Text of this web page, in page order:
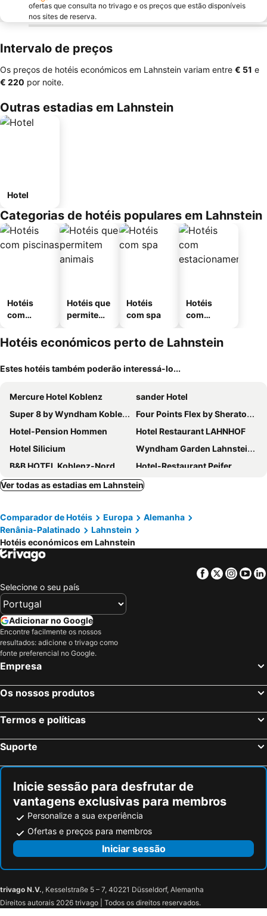
ofertas que consulta no trivago e os preços que estão disponíveis
nos sites de reserva.
Intervalo de preços
Os preços de hotéis económicos em Lahnstein variam entre ‎€ 51 e
‎€ 220 por noite.
Outras estadias em Lahnstein
Hotel
Categorias de hotéis populares em Lahnstein
Hotéis
com
Hotéis que
permitem
Hotéis
com spa
Hotéis
com
mento
Hotéis económicos perto de Lahnstein
Estes hotéis também poderão interessá-lo...
Mercure Hotel Koblenz
sander Hotel
Super 8 by Wyndham Koblenz
Four Points Flex by Sheraton Koblenz
Hotel-Pension Hommen
Hotel Restaurant LAHNHOF
Hotel Silicium
Wyndham Garden Lahnstein Koblenz
B&B HOTEL Koblenz-Nord
Hotel-Restaurant Peifer
Hotel Ferienpark Rhein-Lahn
Hotel Weinlaube
bestprice Hotel Koblenz
Hotel Hohenstaufen
Hotel Jan van Werth
ibis Koblenz City
B&B HOTEL Koblenz-City
CONTEL Hotel Koblenz
Emser ThermenHotel
Hotel Rheinlust
Häcker's Hotel
Landhotel Altes Bierhaus
Hotel friends Mittelrhein
Hotel basehouse
Gästehaus der Abtei Sayn
Pension Waldesruh
Rheinhotel St. Goar
TIN INN Montabaur l einfach gut - Das Hotel aus hochwertig ausgebauten Überseecontainern
Ver todas as estadias em Lahnstein
Comparador de Hotéis Europa
Alemanha
Renânia-Palatinado
Lahnstein
Hotéis económicos em Lahnstein
Facebook
Twitter
Selecione o seu país
Adicionar no Google
Encontre facilmente os nossos
resultados: adicione o trivago como
fonte preferencial no Google.
Empresa
Os nossos produtos
Termos e políticas
Suporte
Inicie sessão para desfrutar de
vantagens exclusivas para membros
Personalize a sua experiência
Ofertas e preços para membros
Iniciar sessão
trivago N.V., Kesselstraße 5 – 7, 40221 Düsseldorf, Alemanha
Direitos autorais 2026 trivago | Todos os direitos reservados.